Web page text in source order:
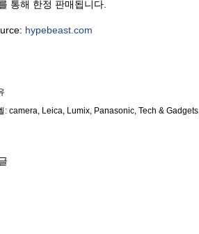
통해 한정 판매됩니다.
hypebeast.com
: camera Leica Lumix Panasonic Tech & Gadgets